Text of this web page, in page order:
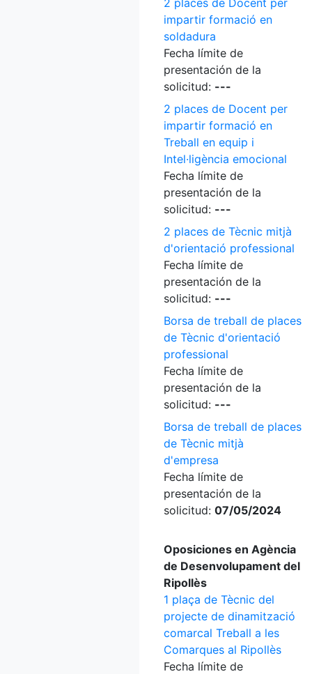
2 places de Docent per
impartir formació en
soldadura
Fecha límite de
presentación de la
solicitud: ---
2 places de Docent per
impartir formació en
Treball en equip i
Intel·ligència emocional
Fecha límite de
presentación de la
solicitud: ---
2 places de Tècnic mitjà
d'orientació professional
Fecha límite de
presentación de la
solicitud: ---
Borsa de treball de places
de Tècnic d'orientació
professional
Fecha límite de
presentación de la
solicitud: ---
Borsa de treball de places
de Tècnic mitjà
d'empresa
Fecha límite de
presentación de la
solicitud: 07/05/2024
Oposiciones en Agència
de Desenvolupament del
Ripollès
1 plaça de Tècnic del
projecte de dinamització
comarcal Treball a les
Comarques al Ripollès
Fecha límite de